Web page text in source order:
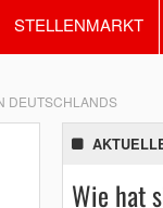
STELLENMARKTAlles
DEUTSCHLANDS
Wie hat